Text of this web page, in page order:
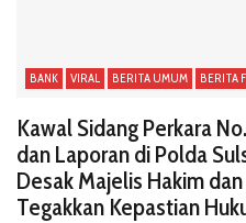
BANK VIRAL BERITA UMUM BERITA
Kawal Sidang Perkara
dan Laporan di Polda
Desak Majelis Hakim
Tegakkan Kepastian